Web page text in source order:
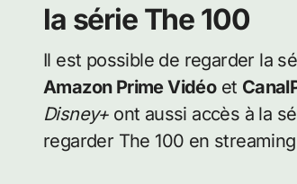
la série The 100
Il est possible de regarder la
Amazon Prime Vidéoet
Disney+ont aussi accès à la
regarder The 100 en